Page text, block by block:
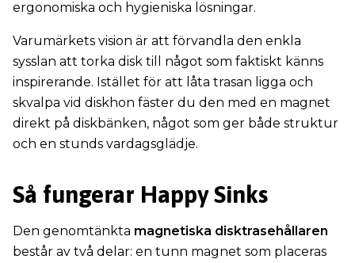
ergonomiska och hygieniska lösningar.
Varumärkets vision är att förvandla den enkla
sysslan att torka disk till något som faktiskt känns
inspirerande. Istället för att låta trasan ligga och
skvalpa vid diskhon fäster du den med en magnet
direkt på diskbänken, något som ger både struktur
och en stunds vardagsglädje.
Så fungerar Happy Sinks
Den genomtänkta magnetiska disktrasehållaren
består av två delar: en tunn magnet som placeras